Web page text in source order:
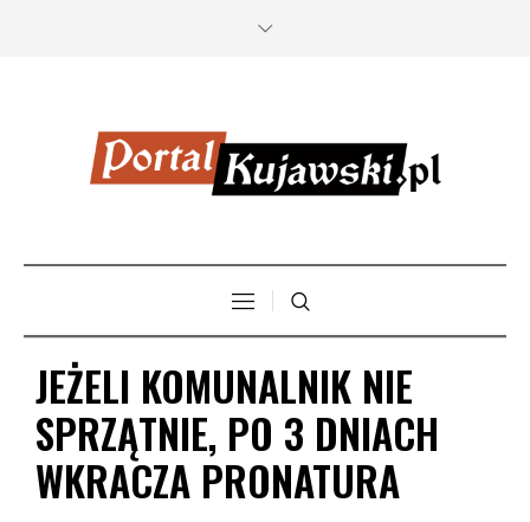
JEŻELI KOMUNALNIK NIE
SPRZĄTNIE, PO 3 DNIACH
WKRACZA PRONATURA